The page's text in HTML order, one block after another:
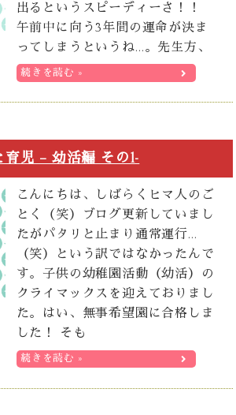
出るというスピーディーさ！！
午前中に向う3年間の運命が決ま
ってしまうというね…。先生方、
続きを読む »
児 – 幼活編 その1-
こんにちは、しばらくヒマ人のご
とく（笑）ブログ更新していまし
たがパタリと止まり通常運行…
（笑）という訳ではなかったんで
す。子供の幼稚園活動（幼活）の
クライマックスを迎えておりまし
た。はい、無事希望園に合格しま
した！ そも
続きを読む »